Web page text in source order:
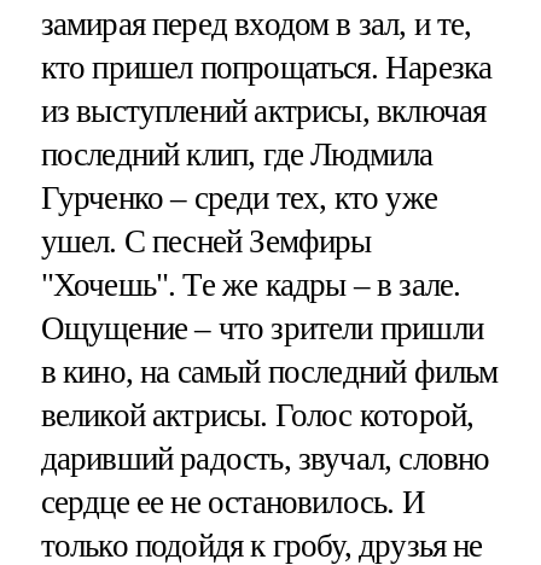
замирая перед входом в зал, и те,
кто пришел попрощаться. Нарезка
из выступлений актрисы, включая
последний клип, где Людмила
Гурченко – среди тех, кто уже
ушел. С песней Земфиры
"Хочешь". Те же кадры – в зале.
Ощущение – что зрители пришли
в кино, на самый последний фильм
великой актрисы. Голос которой,
даривший радость, звучал, словно
сердце ее не остановилось. И
только подойдя к гробу, друзья не